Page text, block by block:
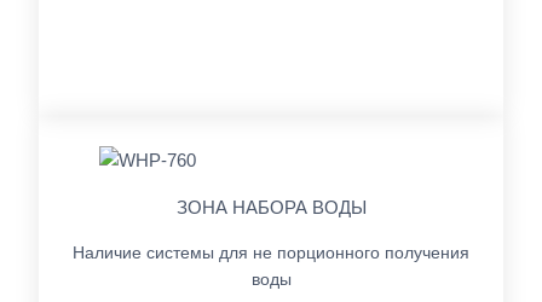
ЗОНА НАБОРА ВОДЫ
Наличие системы для не порционного получения
воды